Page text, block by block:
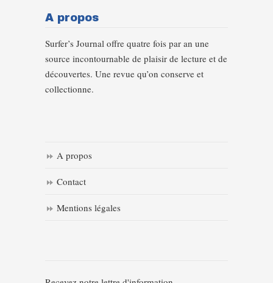
A propos
Surfer’s Journal offre quatre fois par an une
source incontournable de plaisir de lecture et de
découvertes. Une revue qu’on conserve et
collectionne.
A propos
Contact
Mentions légales